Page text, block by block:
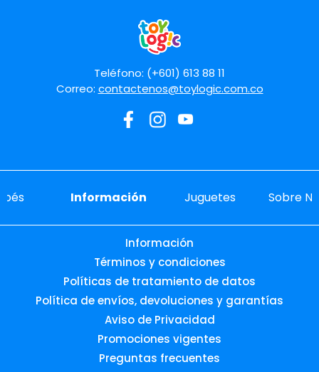
Teléfono: (+601) 613 88 11
Correo: contactenos@toylogic.com.co
Información Juguetes Sobre
Información
Términos y condiciones
Políticas de tratamiento de datos
Política de envíos, devoluciones y garantías
Aviso de Privacidad
Promociones vigentes
Preguntas frecuentes